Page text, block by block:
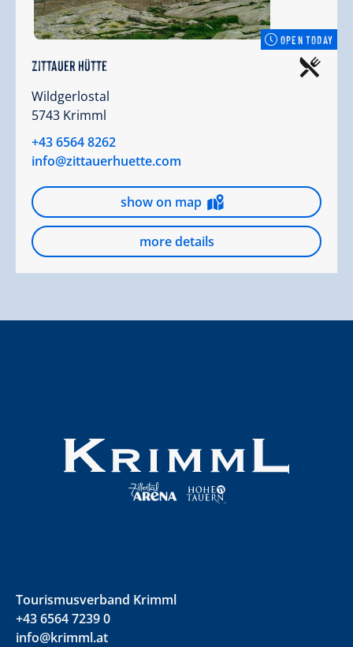
OPEN TODAY
Zittauer Hütte
Wildgerlostal
5743 Krimml
+43 6564 8262
info@zittauerhuette.com
show on map
more details
Tourismusverband Krimml
+43 6564 7239 0
info@krimml.at